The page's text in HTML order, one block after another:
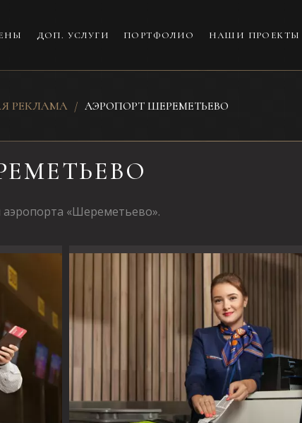
ДОП. УСЛУГИ ПОРТФОЛИО НАШИ ПРОЕКТЫ
РЕКЛАМА АЭРОПОРТ ШЕРЕМЕТЬЕВО
аэропорта «Шереметьево».